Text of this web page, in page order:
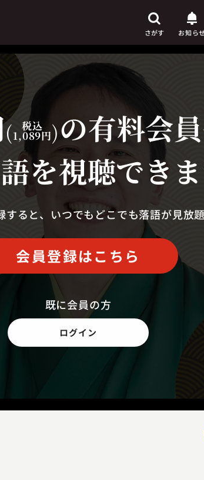
さがす
がす
からさがす
お知ら
( 税込
1,089円)の有料会
を視聴でき
すると、いつでもどこでも落語が見放題
会員登録はこちら
既に会員の方
ログイン